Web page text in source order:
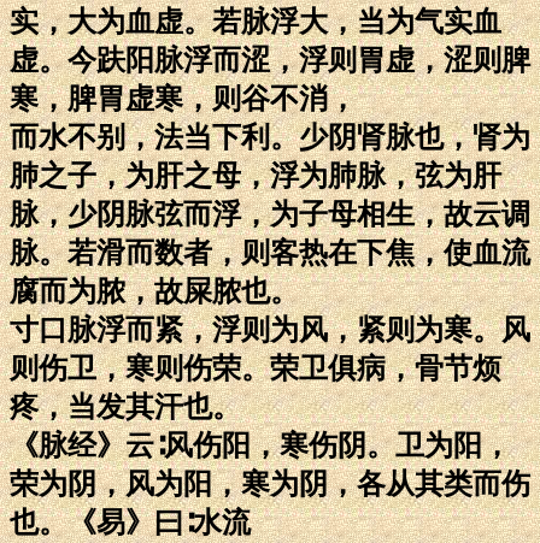
实，大为血虚。若脉浮大，当为气实血
虚。今趺阳脉浮而涩，浮则胃虚，涩则脾
寒，脾胃虚寒，则谷不消，
而水不别，法当下利。少阴肾脉也，肾为
肺之子，为肝之母，浮为肺脉，弦为肝
脉，少阴脉弦而浮，为子母相生，故云调
脉。若滑而数者，则客热在下焦，使血流
腐而为脓，故屎脓也。
寸口脉浮而紧，浮则为风，紧则为寒。风
则伤卫，寒则伤荣。荣卫俱病，骨节烦
疼，当发其汗也。
《脉经》云∶风伤阳，寒伤阴。卫为阳，
荣为阴，风为阳，寒为阴，各从其类而伤
也。《易》曰∶水流